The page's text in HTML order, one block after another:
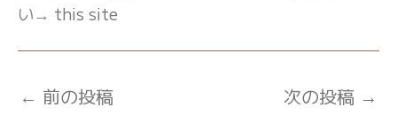
い→ this site
← 前の投稿 次の投稿 →